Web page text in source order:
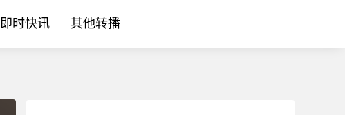
即时快讯 其他转播